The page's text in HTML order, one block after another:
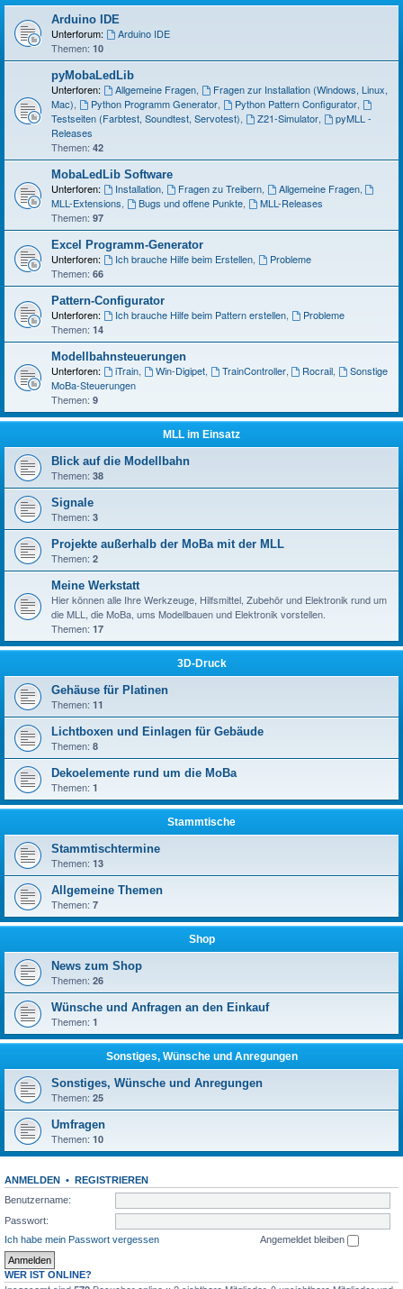
Arduino IDE
Unterforum:
Arduino IDE
Themen: 10
pyMobaLedLib
Unterforen: Allgemeine Fragen,
Fragen zur Installation (Windows, Linux,
Mac)
Python Programm Generator, Python Pattern Configurator,
Testseiten (Farbtest, Soundtest, Servotest)
Z21-Simulator,
pyMLL -
Releases
Themen: 42
MobaLedLib Software
Unterforen: Installation, Fragen zu Treibern, Allgemeine Fragen,
MLL-Extensions
Bugs und offene Punkte,
MLL-Releases
Themen: 97
Excel Programm-Generator
Unterforen: Ich brauche Hilfe beim Erstellen,
Probleme
Themen: 66
Pattern-Configurator
Unterforen: Ich brauche Hilfe beim Pattern erstellen,
Probleme
Themen: 14
Modellbahnsteuerungen
Unterforen: iTrain, Win-Digipet, TrainController, Rocrail
Sonstige
MoBa-Steuerungen
Themen: 9
MLL im Einsatz
Blick auf die Modellbahn
Themen: 38
Signale
Themen: 3
Projekte außerhalb der MoBa mit der MLL
Themen: 2
Meine Werkstatt
Hier können alle Ihre Werkzeuge, Hilfsmittel, Zubehör und Elektronik rund um
die MLL, die MoBa, ums Modellbauen und Elektronik vorstellen.
Themen: 17
3D-Druck
Gehäuse für Platinen
Themen: 11
Lichtboxen und Einlagen für Gebäude
Themen: 8
Dekoelemente rund um die MoBa
Themen: 1
Stammtische
Stammtischtermine
Themen: 13
Allgemeine Themen
Themen: 7
Shop
News zum Shop
Themen: 26
Wünsche und Anfragen an den Einkauf
Themen: 1
Sonstiges, Wünsche und Anregungen
Sonstiges, Wünsche und Anregungen
Themen: 25
Umfragen
Themen: 10
ANMELDEN • REGISTRIEREN
Benutzername:
Passwort:
Ich habe mein Passwort vergessen
Angemeldet bleiben
WER IST ONLINE?